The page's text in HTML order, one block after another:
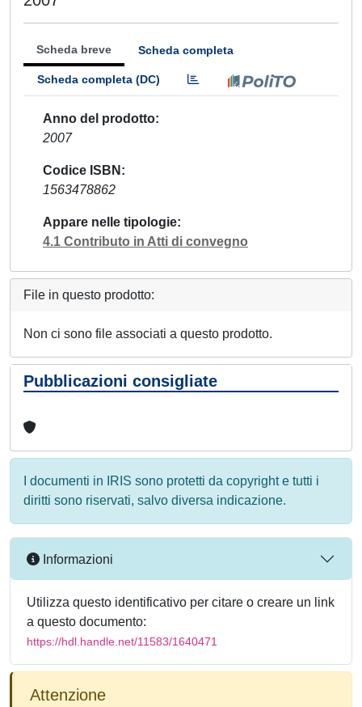
Scheda breve Scheda completa
Scheda completa (DC)
Anno del prodotto
2007
Codice ISBN
1563478862
Appare nelle tipologie
4.1 Contributo in Atti di convegno
File in questo prodotto:
Non ci sono file associati a questo prodotto.
Pubblicazioni consigliate
I documenti in IRIS sono protetti da copyright e tutti i
diritti sono riservati, salvo diversa indicazione.
Informazioni
Utilizza questo identificativo per citare o creare un link
a questo documento:
https://hdl.handle.net/11583/1640471
Attenzione